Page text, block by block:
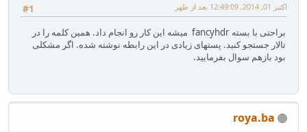
#1
اکتبر 01, 2014, 12:49:09 بعد از ظهر
براحتی با بسته fancyhdr میشه این کار رو انجام داد. همین کلمه را در
تالار جستجو کنید. پستهای زیادی در این رابطه نوشته شده. اگر مشکلی
بود بازهم سوال بفرمایید.
roya.ba